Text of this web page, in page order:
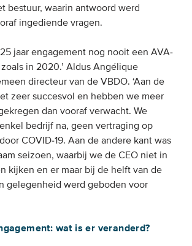
Partners & netwerken
Engagement
Benchmarking
Kennisdeling
CONTACT
UITGEBREID ZOEKEN
bestuur, waarin antwoord werd
ingediende vragen.
jaar engagement nog nooit een AVA-
in 2020.’ Aldus Angélique
directeur van de VBDO. ‘Aan de
zeer succesvol en hebben we meer
dan vooraf verwacht. We
bedrijf na, geen vertraging op
COVID-19. Aan de andere kant was
seizoen, waarbij we de CEO niet in
kijken en er maar bij de helft van de
gelegenheid werd geboden voor
wat is er veranderd?